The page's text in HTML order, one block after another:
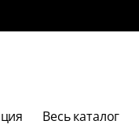
Весь каталог